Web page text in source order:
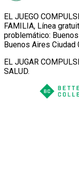
EL JUEGO
FAMILIA, Línea
problemático:
Buenos Aires
EL JUGAR
SALUD.